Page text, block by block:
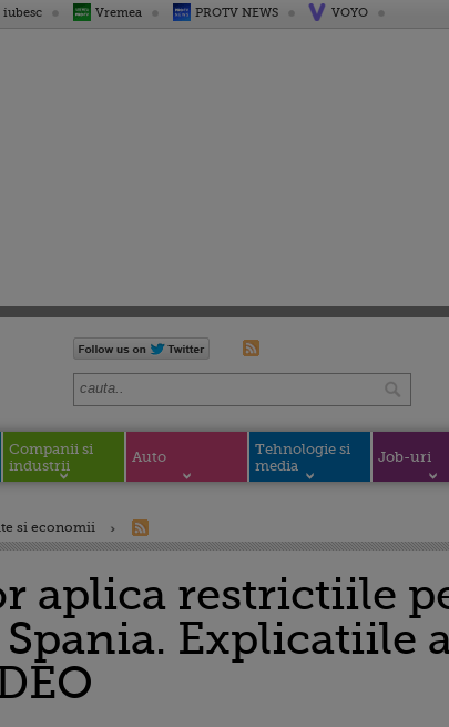
iubesc Vremea PROTV NEWS VOYO
Companii si
industrii
Auto
Tehnologie si
media
Job-uri
si economii
aplica restrictiile
Explicatiile